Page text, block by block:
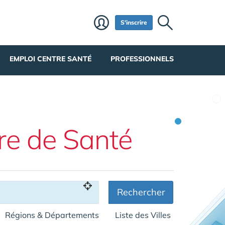
S'inscrire
EMPLOI CENTRE SANTÉ PROFESSIONNELS
de Santé
Rechercher
Régions & Départements Liste des Villes